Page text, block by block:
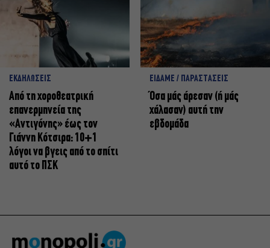
ΕΚΔΗΛΩΣΕΙΣ
Από τη χοροθεατρική
επανερμηνεία της
«Αντιγόνης» έως τον
Γιάννη Κότσιρα: 10+1
λόγοι να βγεις από το σπίτι
αυτό το ΠΣΚ
ΕΙΔΑΜΕ / ΠΑΡΑΣΤΑΣΕΙΣ
Όσα μάς άρεσαν (ή μάς
χάλασαν) αυτή την
εβδομάδα